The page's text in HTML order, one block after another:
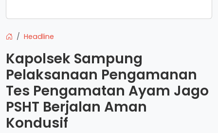
Headline
Kapolsek Sampung
Pelaksanaan Pengamanan
Tes Pengamatan Ayam Jago
PSHT Berjalan Aman
Kondusif